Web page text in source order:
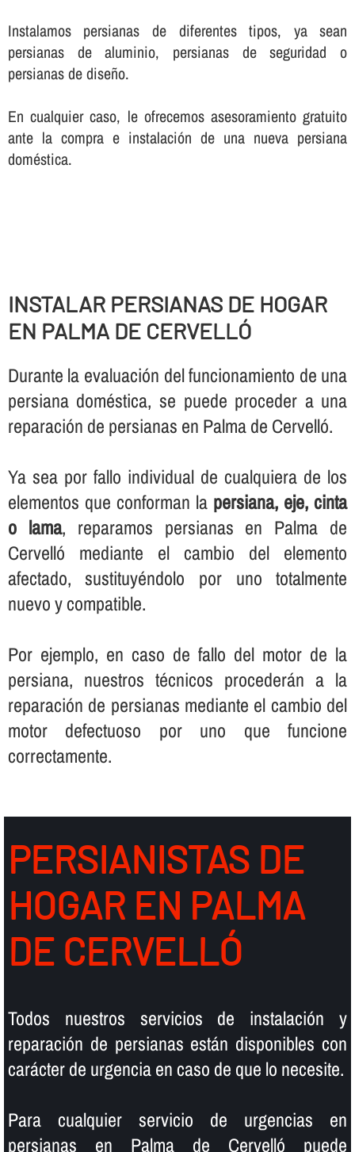
Instalamos persianas de diferentes tipos, ya sean
persianas de aluminio, persianas de seguridad o
persianas de diseño.
En cualquier caso, le ofrecemos asesoramiento gratuito
ante la compra e instalación de una nueva persiana
doméstica.
INSTALAR PERSIANAS DE HOGAR
EN PALMA DE CERVELLÓ
Durante la evaluación del funcionamiento de una
persiana doméstica, se puede proceder a una
reparación de persianas en Palma de Cervelló.
Ya sea por fallo individual de cualquiera de los
elementos que conforman la persiana, eje, cinta
o lama, reparamos persianas en Palma de
Cervelló mediante el cambio del elemento
afectado, sustituyéndolo por uno totalmente
nuevo y compatible.
Por ejemplo, en caso de fallo del motor de la
persiana, nuestros técnicos procederán a la
reparación de persianas mediante el cambio del
motor defectuoso por uno que funcione
correctamente.
PERSIANISTAS DE
HOGAR EN PALMA
DE CERVELLÓ
Todos nuestros servicios de instalación y
reparación de persianas están disponibles con
carácter de urgencia en caso de que lo necesite.
Para cualquier servicio de urgencias en
persianas en Palma de Cervelló puede